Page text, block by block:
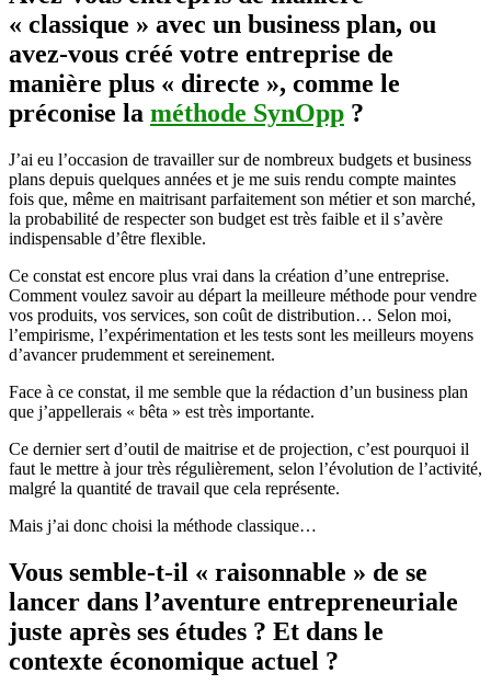
« classique » avec un business plan, ou
avez-vous créé votre entreprise de
manière plus « directe », comme le
préconise la méthode SynOpp ?
J’ai eu l’occasion de travailler sur de nombreux budgets et business
plans depuis quelques années et je me suis rendu compte maintes
fois que, même en maitrisant parfaitement son métier et son marché,
la probabilité de respecter son budget est très faible et il s’avère
indispensable d’être flexible.
Ce constat est encore plus vrai dans la création d’une entreprise.
Comment voulez savoir au départ la meilleure méthode pour vendre
vos produits, vos services, son coût de distribution… Selon moi,
l’empirisme, l’expérimentation et les tests sont les meilleurs moyens
d’avancer prudemment et sereinement.
Face à ce constat, il me semble que la rédaction d’un business plan
que j’appellerais « bêta » est très importante.
Ce dernier sert d’outil de maitrise et de projection, c’est pourquoi il
faut le mettre à jour très régulièrement, selon l’évolution de l’activité,
malgré la quantité de travail que cela représente.
Mais j’ai donc choisi la méthode classique…
Vous semble-t-il « raisonnable » de se
lancer dans l’aventure entrepreneuriale
juste après ses études ? Et dans le
contexte économique actuel ?